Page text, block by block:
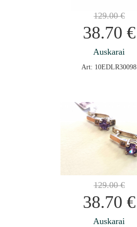
129.00€
38.70 €
Auskarai
Art: 10EDLR30098
129.00€
38.70 €
Auskarai